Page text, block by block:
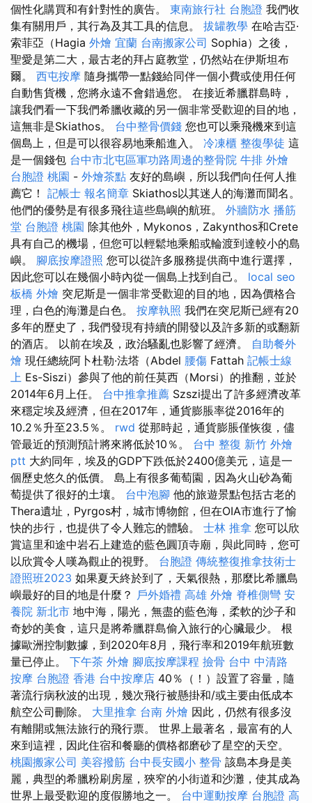
個性化購買和有針對性的廣告。 東南旅行社 台胞證 我們收
集有關用戶，其行為及其工具的信息。 拔罐教學 在哈吉亞·
索菲亞（Hagia 外燴 宜蘭 台南搬家公司 Sophia）之後，
聖愛是第二大，最古老的拜占庭教堂，仍然站在伊斯坦布
爾。 西屯按摩 隨身攜帶一點錢給同伴一個小費或使用任何
自動售貨機，您將永遠不會錯過您。 在接近希臘群島時，
讓我們看一下我們希臘收藏的另一個非常受歡迎的目的地，
這無非是Skiathos。 台中整骨價錢 您也可以乘飛機來到這
個島上，但是可以很容易地乘船進入。 冷凍櫃 整復學徒 這
是一個錢包 台中市北屯區軍功路周邊的整骨院 牛排 外燴
台胞證 桃園 - 外燴茶點 友好的島嶼，所以我們向任何人推
薦它！ 記帳士 報名簡章 Skiathos以其迷人的海灘而聞名。
他們的優勢是有很多飛往這些島嶼的航班。 外牆防水 播筋
堂 台胞證 桃園 除其他外，Mykonos，Zakynthos和Crete
具有自己的機場，但您可以輕鬆地乘船或輪渡到達較小的島
嶼。 腳底按摩證照 您可以從許多服務提供商中進行選擇，
因此您可以在幾個小時內從一個島上找到自己。 local seo
板橋 外燴 突尼斯是一個非常受歡迎的目的地，因為價格合
理，白色的海灘是白色。 按摩執照 我們在突尼斯已經有20
多年的歷史了，我們發現有持續的開發以及許多新的或翻新
的酒店。 以前在埃及，政治騷亂也影響了經濟。 自助餐外
燴 現任總統阿卜杜勒·法塔（Abdel 腰傷 Fattah 記帳士線
上 Es-Siszi）參與了他的前任莫西（Morsi）的推翻，並於
2014年6月上任。 台中推拿推薦 Szszi提出了許多經濟改革
來穩定埃及經濟，但在2017年，通貨膨脹率從2016年的
10.2％升至23.5％。 rwd 從那時起，通貨膨脹僅恢復，儘
管最近的預測預計將來將低於10％。 台中 整復 新竹 外燴
ptt 大約同年，埃及的GDP下跌低於2400億美元，這是一
個歷史悠久的低價。 島上有很多葡萄園，因為火山砂為葡
萄提供了很好的土壤。 台中泡腳 他的旅遊景點包括古老的
Thera遺址，Pyrgos村，城市博物館，但在OIA市進行了愉
快的步行，也提供了令人難忘的體驗。 士林 推拿 您可以欣
賞這里和途中岩石上建造的藍色圓頂寺廟，與此同時，您可
以欣賞令人嘆為觀止的視野。 台胞證 傳統整復推拿技術士
證照班2023 如果夏天終於到了，天氣很熱，那麼比希臘島
嶼最好的目的地是什麼？ 戶外婚禮 高雄 外燴 脊椎側彎 安
養院 新北市 地中海，陽光，無盡的藍色海，柔軟的沙子和
奇妙的美食，這只是將希臘群島偷入旅行的心臟最少。 根
據歐洲控制數據，到2020年8月，飛行率和2019年航班數
量已停止。 下午茶 外燴 腳底按摩課程 撿骨 台中 中清路
按摩 台胞證 香港 台中按摩店 40％（！）設置了容量，隨
著流行病秋波的出現，幾次飛行被懸掛和/或主要由低成本
航空公司刪除。 大里推拿 台南 外燴 因此，仍然有很多沒
有離開或無法旅行的飛行票。 世界上最著名，最富有的人
來到這裡，因此住宿和餐廳的價格都磨砂了星空的天空。
桃園搬家公司 美容撥筋 台中長安國小 整骨 該島本身是美
麗，典型的希臘粉刷房屋，狹窄的小街道和沙灘，使其成為
世界上最受歡迎的度假勝地之一。 台中運動按摩 台胞證 高